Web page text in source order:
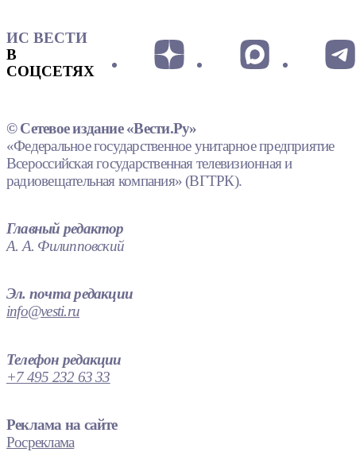
ИС ВЕСТИ
В
СОЦСЕТЯХ
© Сетевое издание «Вести.Ру»
«Федеральное государственное унитарное предприятие
Всероссийская государственная телевизионная и
радиовещательная компания» (ВГТРК).
Главный редактор
А. А. Филипповский
Эл. почта редакции
info@vesti.ru
Телефон редакции
+7 495 232 63 33
Реклама на сайте
Росреклама